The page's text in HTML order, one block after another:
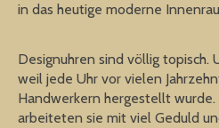
in das heutige moderne
Designuhren sind völlig topisch.
weil jede Uhr vor vielen
Handwerkern hergestellt
arbeiteten sie mit viel Geduld